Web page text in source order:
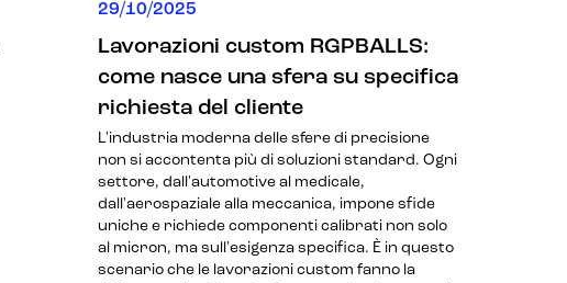
29/10/2025
Lavorazioni custom RGPBALLS:
come nasce una sfera su specifica
richiesta del cliente
L'industria moderna delle sfere di precisione
non si accontenta più di soluzioni standard. Ogni
settore, dall'automotive al medicale,
dall'aerospaziale alla meccanica, impone sfide
uniche e richiede componenti calibrati non solo
al micron, ma sull'esigenza specifica. È in questo
scenario che le lavorazioni custom fanno la